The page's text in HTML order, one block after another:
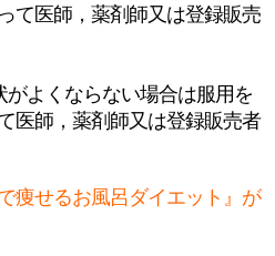
て医師，薬剤師又は登録販売
よくならない場合は服用を
医師，薬剤師又は登録販売者
痩せるお風呂ダイエット』が